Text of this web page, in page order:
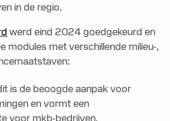
in de regio.
werd eind 2024 goedgekeurd en
modules met verschillende milieu-,
is de beoogde aanpak voor
en vormt een
voor mkb-bedrijven.